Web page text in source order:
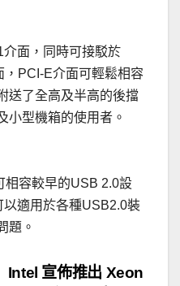
面，同時可接駁於
，PCI-E介面可輕鬆相容
送了全高及半高的後擋
小型機箱的使用者。
相容較早的USB 2.0設
適用於各種USB2.0裝
題。
Intel 宣佈推出 Xeon